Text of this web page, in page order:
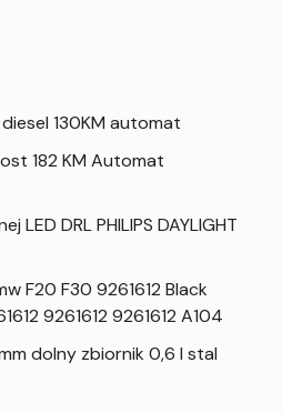
130KM automat
182 KM Automat
LED DRL PHILIPS DAYLIGHT
F20 F30 9261612 Black
9261612 9261612 A104
dolny zbiornik 0,6 l stal